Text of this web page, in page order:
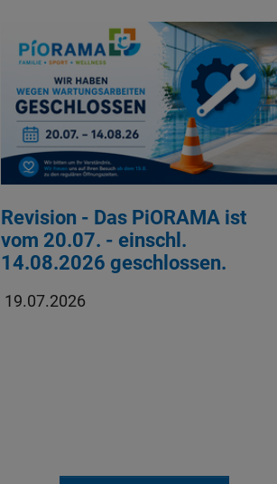
Revision - Das PiORAMA ist
vom 20.07. - einschl.
14.08.2026 geschlossen.
19.07.2026